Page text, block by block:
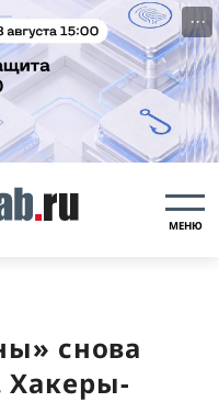
···
МЕНЮ
снова
Хакеры-